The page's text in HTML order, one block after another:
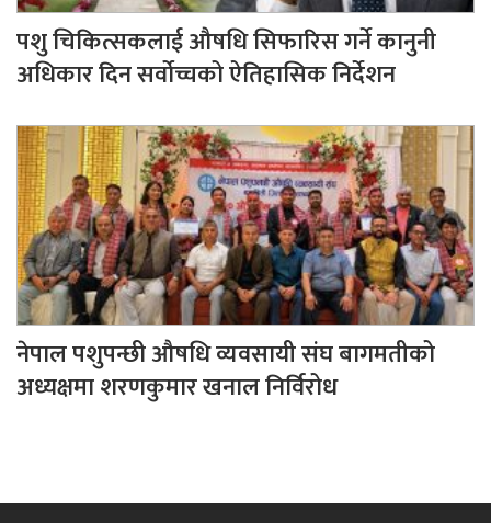
पशु चिकित्सकलाई औषधि सिफारिस गर्ने कानुनी
अधिकार दिन सर्वोच्चको ऐतिहासिक निर्देशन
नेपाल पशुपन्छी औषधि व्यवसायी संघ बागमतीको
अध्यक्षमा शरणकुमार खनाल निर्विरोध